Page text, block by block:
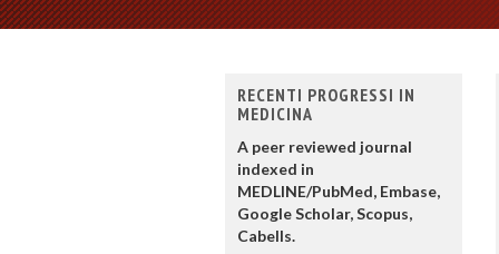
RECENTI PROGRESSI IN
MEDICINA
A peer reviewed journal
indexed in
MEDLINE/PubMed, Embase,
Google Scholar, Scopus,
Cabells.